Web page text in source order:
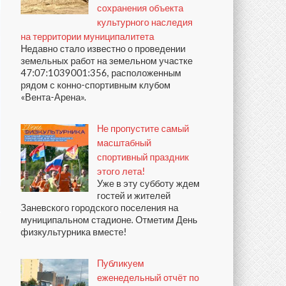
сохранения объекта
культурного наследия
на территории муниципалитета
Недавно стало известно о проведении
земельных работ на земельном участке
47:07:1039001:356, расположенным
рядом с конно-спортивным клубом
«Вента-Арена».
Не пропустите самый
масштабный
спортивный праздник
этого лета!
Уже в эту субботу ждем
гостей и жителей
Заневского городского поселения на
муниципальном стадионе. Отметим День
физкультурника вместе!
Публикуем
еженедельный отчёт по